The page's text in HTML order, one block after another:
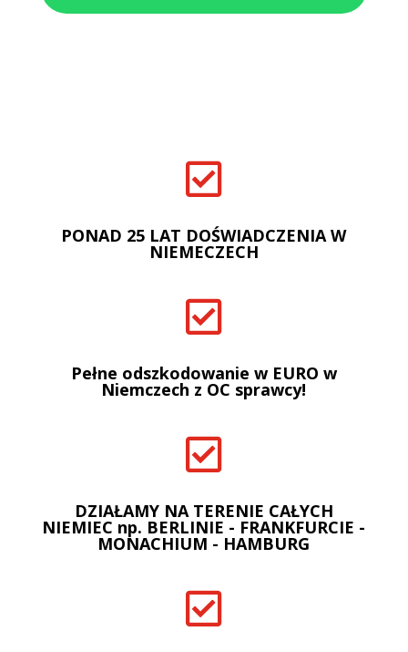

PONAD 25 LAT DOŚWIADCZENIA W
NIEMECZECH

Pełne odszkodowanie w EURO w
Niemczech z OC sprawcy!

DZIAŁAMY NA TERENIE CAŁYCH
NIEMIEC np. BERLINIE - FRANKFURCIE -
MONACHIUM - HAMBURG
